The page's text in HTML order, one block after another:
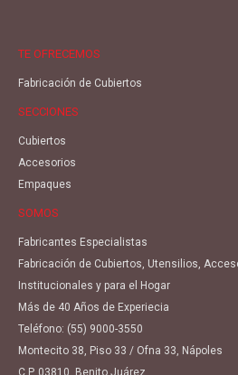
TE OFRECEMOS
Fabricación de Cubiertos
SECCIONES
Cubiertos
Accesorios
Empaques
SOMOS
Fabricantes Especialistas
Fabricación de Cubiertos, Utensilios,
Institucionales y para el Hogar
Más de 40 Años de Experiecia
Teléfono: (55) 9000-3550
Montecito 38, Piso 33 / Ofna 33, Nápoles
C.P. 03810, Benito Juárez